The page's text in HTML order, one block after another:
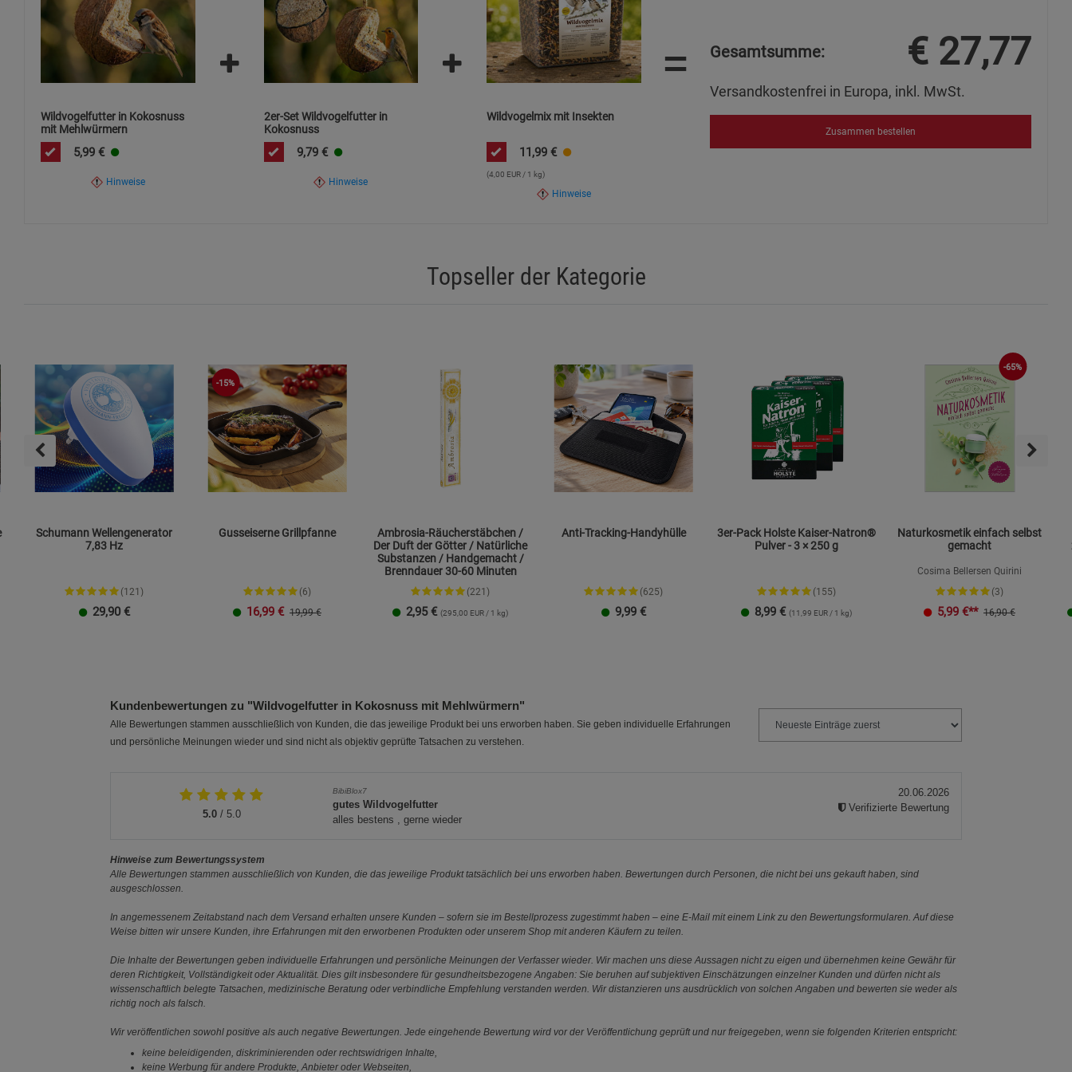
Verpackungsmaterial nach dem Auspacken sofort entfernen und ordnungsgemäß entsorgen.
Wildvogelfutter in Kokosnuss
mit Mehlwürmern
5,99 €
Hinweise
2er-Set Wildvogelfutter in
Kokosnuss
9,79 €
Hinweise
Wildvogelmix mit Insekten
11,99 €
(4,00 EUR / 1 kg)
Hinweise
= Gesamtsumme: € 27,77
Versandkostenfrei in Europa, inkl. MwSt.
Zusammen bestellen
Topseller der Kategorie
Schumann Wellengenerator
7,83 Hz
(121)
29,90 €
-15%
Gusseiserne Grillpfanne
(6)
16,99 € 19,99 €
Ambrosia-Räucherstäbchen /
Der Duft der Götter / Natürliche
Substanzen / Handgemacht /
Brenndauer 30-60 Minuten
(221)
2,95 € (295,00 EUR / 1 kg)
Anti-Tracking-Handyhülle
(625)
9,99 €
3er-Pack Holste Kaiser-Natron®
Pulver - 3 × 250 g
(155)
8,99 € (11,99 EUR / 1 kg)
-65%
Naturkosmetik einfach selbst
gemacht
Cosima Bellersen Quirini
(3)
5,99 €** 16,90 €
Kundenbewertungen zu "Wildvogelfutter in Kokosnuss mit Mehlwürmern"
Alle Bewertungen stammen ausschließlich von Kunden, die das jeweilige Produkt bei uns erworben haben. Sie geben individuelle Erfahrungen
und persönliche Meinungen wieder und sind nicht als objektiv geprüfte Tatsachen zu verstehen.
5.0/ 5.0
BibiBlox7
gutes Wildvogelfutter
alles bestens , gerne wieder
20.06.2026
Verifizierte Bewertung
Hinweise zum Bewertungssystem
Alle Bewertungen stammen ausschließlich von Kunden, die das jeweilige Produkt tatsächlich bei uns erworben haben. Bewertungen durch Personen, die nicht bei uns gekauft haben, sind
ausgeschlossen.
In angemessenem Zeitabstand nach dem Versand erhalten unsere Kunden – sofern sie im Bestellprozess zugestimmt haben – eine E-Mail mit einem Link zu den Bewertungsformularen. Auf diese
Weise bitten wir unsere Kunden, ihre Erfahrungen mit den erworbenen Produkten oder unserem Shop mit anderen Käufern zu teilen.
Die Inhalte der Bewertungen geben individuelle Erfahrungen und persönliche Meinungen der Verfasser wieder. Wir machen uns diese Aussagen nicht zu eigen und übernehmen keine Gewähr für
deren Richtigkeit, Vollständigkeit oder Aktualität. Dies gilt insbesondere für gesundheitsbezogene Angaben: Sie beruhen auf subjektiven Einschätzungen einzelner Kunden und dürfen nicht als
wissenschaftlich belegte Tatsachen, medizinische Beratung oder verbindliche Empfehlung verstanden werden. Wir distanzieren uns ausdrücklich von solchen Angaben und bewerten sie weder als
richtig noch als falsch.
Wir veröffentlichen sowohl positive als auch negative Bewertungen. Jede eingehende Bewertung wird vor der Veröffentlichung geprüft und nur freigegeben, wenn sie folgenden Kriterien entspricht:
keine beleidigenden, diskriminierenden oder rechtswidrigen Inhalte,
keine Werbung für andere Produkte, Anbieter oder Webseiten,
Statistik Cookies (2)
Beschreibung Statistik Cookies
Cookie-Informationenanzeigen
Marketing Cookies (3) Marketing Cookies
Cookie-Informationen